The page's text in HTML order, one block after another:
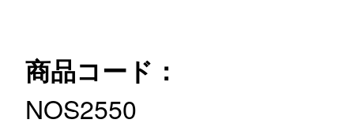
商品コード：
NOS2550